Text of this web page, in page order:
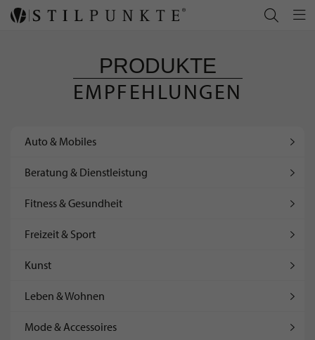
PRODUKTE
EMPFEHLUNGEN
Auto & Mobiles
Beratung & Dienstleistung
Fitness & Gesundheit
Freizeit & Sport
Kunst
Leben & Wohnen
Mode & Accessoires